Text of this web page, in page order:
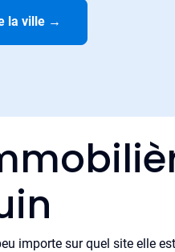
la ville →
importe sur quel site elle